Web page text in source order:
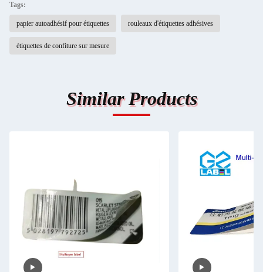
Tags:
papier autoadhésif pour étiquettes rouleaux d'étiquettes adhésives
étiquettes de confiture sur mesure
Similar Products